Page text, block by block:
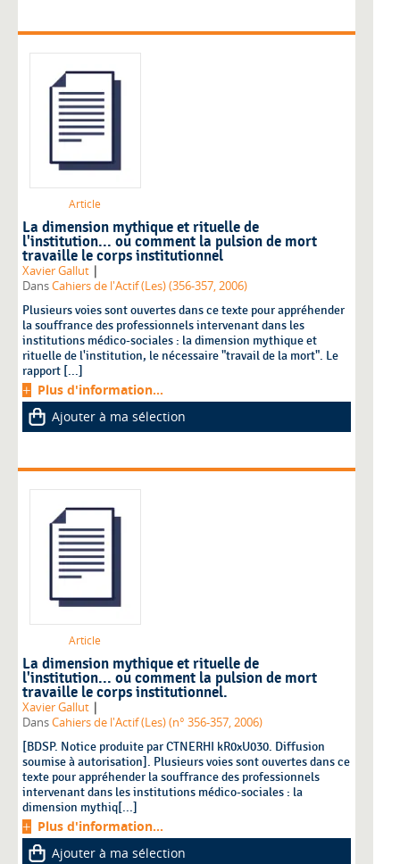
Article
La dimension mythique et rituelle de
l'institution... ou comment la pulsion de mort
travaille le corps institutionnel
Xavier Gallut |
DansCahiers de l'Actif (Les) (356-357, 2006)
Plusieurs voies sont ouvertes dans ce texte pour appréhender
la souffrance des professionnels intervenant dans les
institutions médico-sociales : la dimension mythique et
rituelle de l'institution, le nécessaire "travail de la mort". Le
rapport [...]
Plus d'information...
Ajouter à ma sélection
Article
La dimension mythique et rituelle de
l'institution... ou comment la pulsion de mort
travaille le corps institutionnel.
Xavier Gallut |
DansCahiers de l'Actif (Les) (n° 356-357, 2006)
[BDSP. Notice produite par CTNERHI kR0xU030. Diffusion
soumise à autorisation]. Plusieurs voies sont ouvertes dans ce
texte pour appréhender la souffrance des professionnels
intervenant dans les institutions médico-sociales : la
dimension mythiq[...]
Plus d'information...
Ajouter à ma sélection